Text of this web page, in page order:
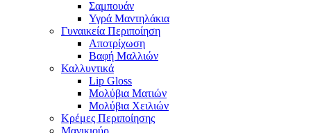
Σαμπουάν
Υγρά Μαντηλάκια
Γυναικεία Περιποίηση
Αποτρίχωση
Βαφή Μαλλιών
Καλλυντικά
Lip Gloss
Μολύβια Ματιών
Μολύβια Χειλιών
Κρέμες Περιποίησης